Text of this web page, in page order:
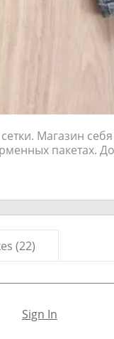
Магазин
пакетах.
(22)
Sign In